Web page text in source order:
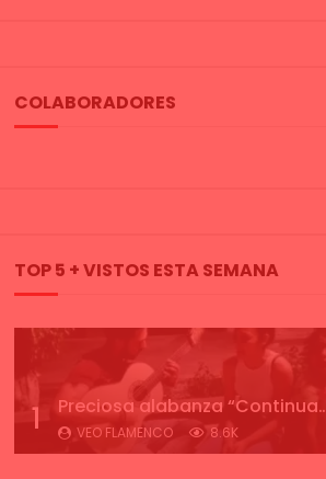
COLABORADORES
TOP 5 + VISTOS ESTA SEMANA
1 Preciosa alabanza “Continua” cantada por
VEO FLAMENCO 8.6K